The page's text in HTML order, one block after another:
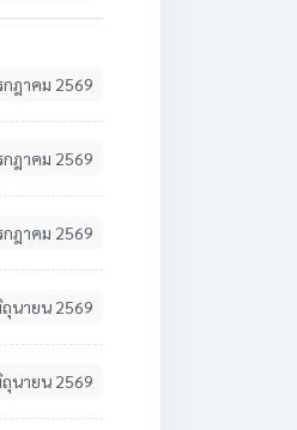
กฎาคม 2569
กฎาคม 2569
กฎาคม 2569
นายน 2569
ถุนายน 2569